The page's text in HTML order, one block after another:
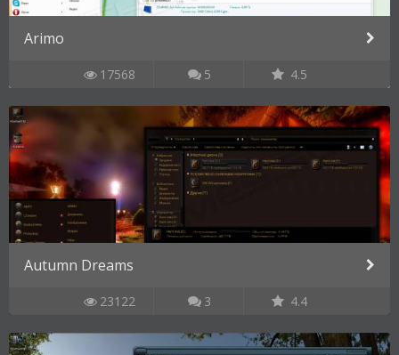
Arimo
17568 5 4.5
Autumn Dreams
23122 3 4.4